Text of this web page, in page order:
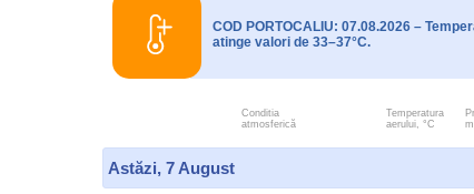
COD PORTOCALIU: 07.08.2026 –
atinge valori de 33–37°C.
Conditia
atmosferică
Temperatura
aerului, °C
Astăzi, 7 August